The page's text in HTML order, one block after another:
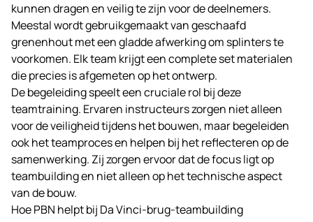
kunnen dragen en veilig te zijn voor de deelnemers.
Meestal wordt gebruikgemaakt van geschaafd
grenenhout met een gladde afwerking om splinters te
voorkomen. Elk team krijgt een complete set materialen
die precies is afgemeten op het ontwerp.
De begeleiding speelt een cruciale rol bij deze
teamtraining. Ervaren instructeurs zorgen niet alleen
voor de veiligheid tijdens het bouwen, maar begeleiden
ook het teamproces en helpen bij het reflecteren op de
samenwerking. Zij zorgen ervoor dat de focus ligt op
teambuilding en niet alleen op het technische aspect
van de bouw.
Hoe PBN helpt bij Da Vinci-brug-teambuilding